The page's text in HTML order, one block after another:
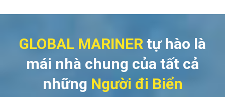
GLOBAL MARINER tự hào là
mái nhà chung của tất cả
những Người đi Biển